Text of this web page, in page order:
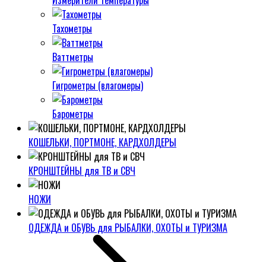
Тахометры
Ваттметры
Гигрометры (влагомеры)
Барометры
КОШЕЛЬКИ, ПОРТМОНЕ, КАРДХОЛДЕРЫ
КРОНШТЕЙНЫ для ТВ и СВЧ
НОЖИ
ОДЕЖДА и ОБУВЬ для РЫБАЛКИ, ОХОТЫ и ТУРИЗМА